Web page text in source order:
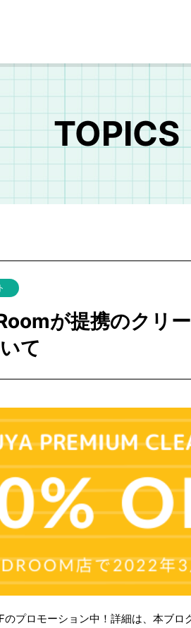
TOPICS
が提携のクリ
て
プロモーション中！詳細は、本ブロ